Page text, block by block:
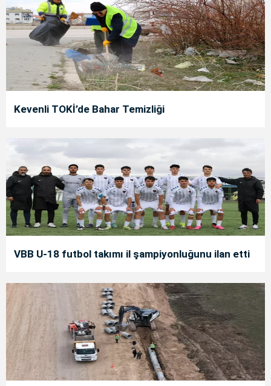
Kevenli TOKİ’de Bahar Temizliği
VBB U-18 futbol takımı il şampiyonluğunu ilan etti